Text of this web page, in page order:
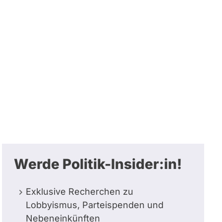
Werde Politik-Insider:in!
Exklusive Recherchen zu
Lobbyismus, Parteispenden und
Nebeneinkünften